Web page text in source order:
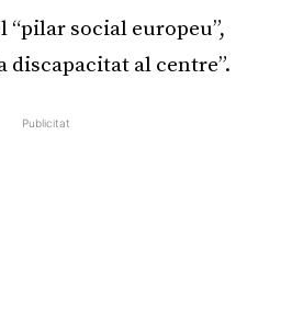
social europeu”,
discapacitat al centre”.
Publicitat